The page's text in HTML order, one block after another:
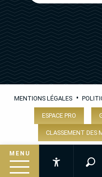
MENU
MENTIONS LÉGALES •
ESPACE PRO
CLASSEMENT DES